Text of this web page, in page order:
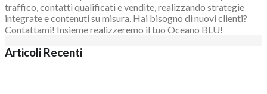
traffico, contatti qualificati e vendite, realizzando strategie
integrate e contenuti su misura. Hai bisogno di nuovi clienti?
Contattami! Insieme realizzeremo il tuo Oceano BLU!
Articoli Recenti